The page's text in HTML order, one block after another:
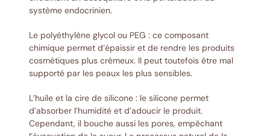
système endocrinien.
Le polyéthylène glycol ou PEG : ce composant
chimique permet d’épaissir et de rendre les produits
cosmétiques plus crémeux. Il peut toutefois être mal
supporté par les peaux les plus sensibles.
L’huile et la cire de silicone : le silicone permet
d’absorber l’humidité et d’adoucir le produit.
Cependant, il bouche aussi les pores, empêchant